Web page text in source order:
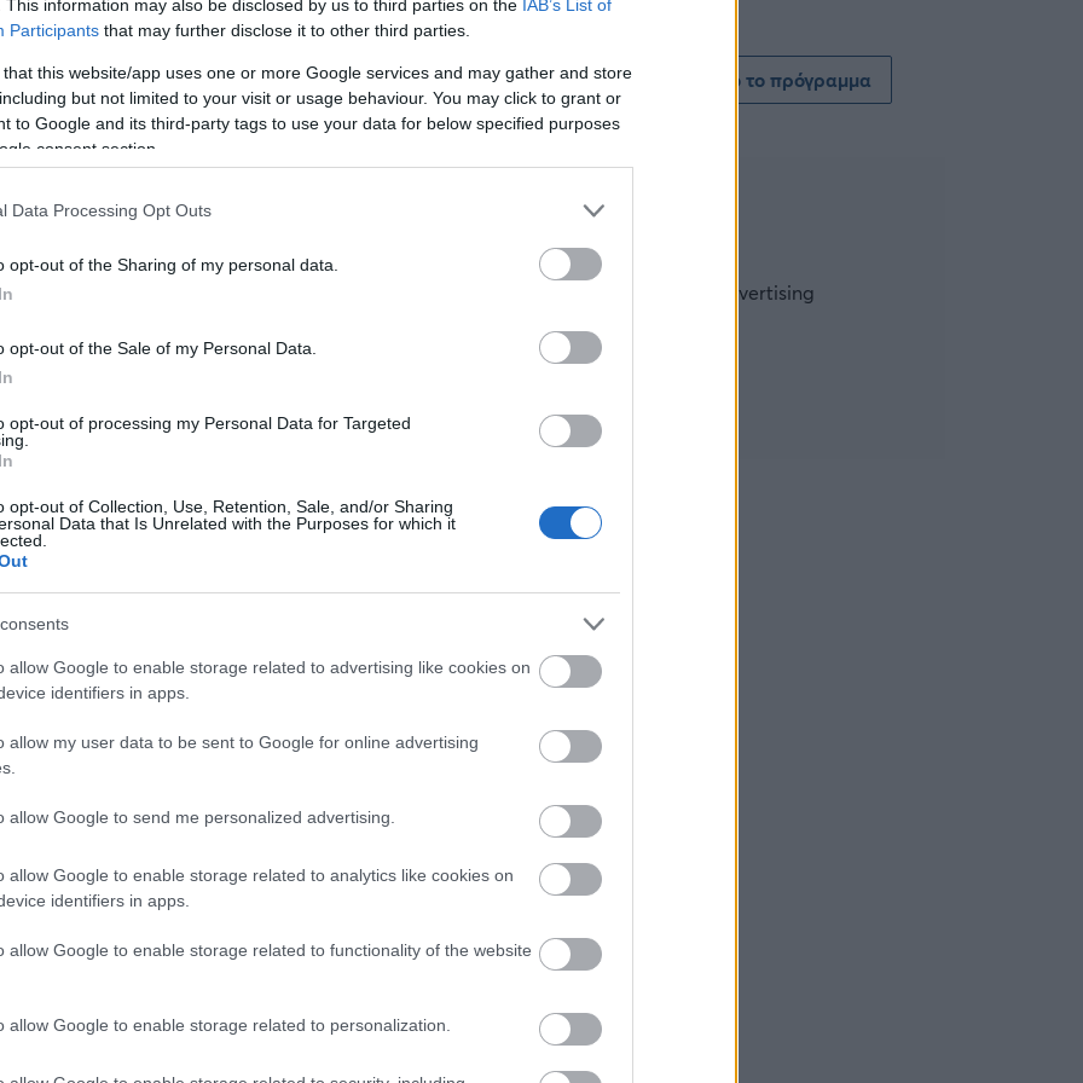
This information may also be disclosed by us to third parties on the IAB’s List of
Participants that may further disclose it to other third parties.
that this website/app uses one or more Google services and may gather and store
but not limited to your visit or usage behaviour. You may click to grant or
to Google and its third-party tags to use your data for below specified purposes
consent section.
Data Processing Opt Outs
opt-out of the Sharing of my personal data.
opt-out of the Sale of my Personal Data.
opt-out of processing my Personal Data for Targeted
opt-out of Collection, Use, Retention, Sale, and/or Sharing
Data that Is Unrelated with the Purposes for which it
allow Google to enable storage related to advertising like cookies on
identifiers in apps.
allow my user data to be sent to Google for online advertising
allow Google to send me personalized advertising.
allow Google to enable storage related to analytics like cookies on
identifiers in apps.
allow Google to enable storage related to functionality of the website
allow Google to enable storage related to personalization.
σκέφτεται ακόμα και τα 5 δολάρια που
της
ήθελε πραγματικά.
παραπάνω ποσό, τότε θα χρειαζόταν
Δείτε όλο το πρόγραμμα